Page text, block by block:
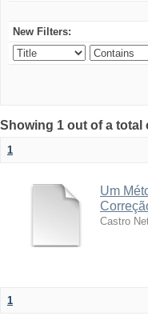
New Filters:
Showing 1 out of a
1
Um
Castro
1